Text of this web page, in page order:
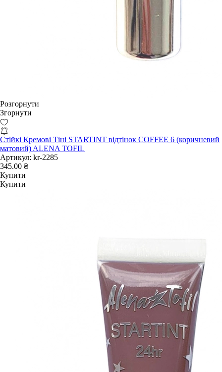
Розгорнути
Згорнути
Стійкі Кремові Тіні STARTINT відтінок COFFEE 6 (коричневий
матовий) ALENA TOFIL
Артикул: kr-2285
345.00 ₴
Купити
Купити